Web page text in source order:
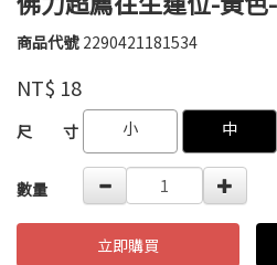
商品代號 2290421181534
2290421181534
品牌
菘
業
NT$ 18
GOODS000000000000000019953
尺 寸 小 中
數量
立即購買